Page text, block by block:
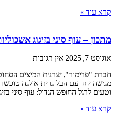
קרא עוד »
מתכון – עוף סיני בזיגוג
אוגוסט 7, 2025
אין תגובות
חברת "פרימור", יצרנית המיצים
מגישה יחד עם הבלוגרית אולגה
וטעים לרגל החופש הגדול: עוף סיני
קרא עוד »